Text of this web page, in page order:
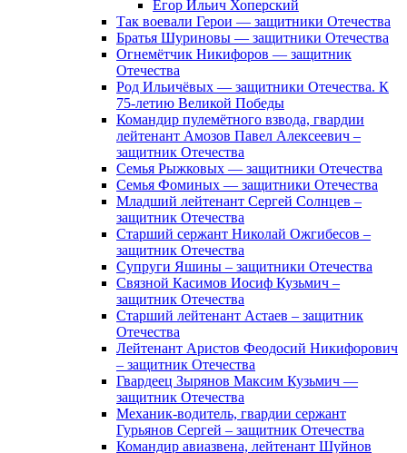
Егор Ильич Хоперский
Так воевали Герои — защитники Отечества
Братья Шуриновы — защитники Отечества
Огнемётчик Никифоров — защитник
Отечества
Род Ильичёвых — защитники Отечества. К
75-летию Великой Победы
Командир пулемётного взвода, гвардии
лейтенант Амозов Павел Алексеевич –
защитник Отечества
Семья Рыжковых — защитники Отечества
Семья Фоминых — защитники Отечества
Младший лейтенант Сергей Солнцев –
защитник Отечества
Старший сержант Николай Ожгибесов –
защитник Отечества
Супруги Яшины – защитники Отечества
Связной Касимов Иосиф Кузьмич –
защитник Отечества
Старший лейтенант Астаев – защитник
Отечества
Лейтенант Аристов Феодосий Никифорович
– защитник Отечества
Гвардеец Зырянов Максим Кузьмич —
защитник Отечества
Механик-водитель, гвардии сержант
Гурьянов Сергей – защитник Отечества
Командир авиазвена, лейтенант Шуйнов